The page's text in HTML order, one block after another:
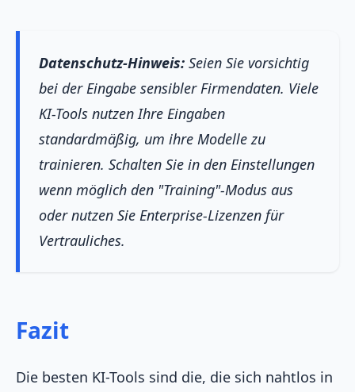
Datenschutz-Hinweis: Seien Sie vorsichtig
bei der Eingabe sensibler Firmendaten. Viele
KI-Tools nutzen Ihre Eingaben
standardmäßig, um ihre Modelle zu
trainieren. Schalten Sie in den Einstellungen
wenn möglich den "Training"-Modus aus
oder nutzen Sie Enterprise-Lizenzen für
Vertrauliches.
Fazit
Die besten KI-Tools sind die, die sich nahtlos in